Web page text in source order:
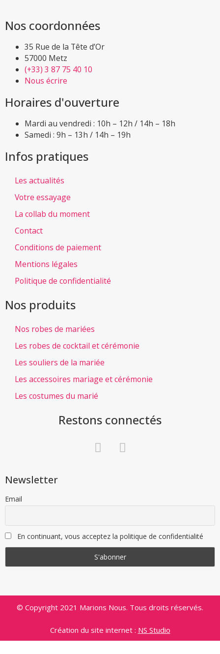
Nos coordonnées
35 Rue de la Tête d’Or
57000 Metz
(+33) 3 87 75 40 10
Nous écrire
Horaires d'ouverture
Mardi au vendredi : 10h – 12h / 14h – 18h
Samedi : 9h – 13h / 14h – 19h
Infos pratiques
Les actualités
Votre essayage
La collab du moment
Contact
Conditions de paiement
Mentions légales
Politique de confidentialité
Nos produits
Nos robes de mariées
Les robes de cocktail et cérémonie
Les souliers de la mariée
Les accessoires mariage et cérémonie
Les costumes du marié
Restons connectés
Newsletter
Email
En continuant, vous acceptez la politique de confidentialité
© Copyright 2021 Marions Nous. Tous droits réservés.
Création du site internet : NS Studio